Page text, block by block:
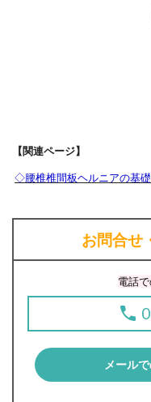
【関連ページ】
◇腰椎椎間板ヘルニアの基
お問合せ
電話
メール